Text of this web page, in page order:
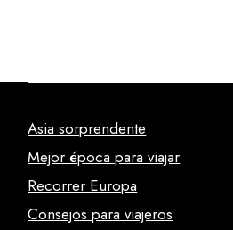
Asia sorprendente
Mejor época para viajar
Recorrer Europa
Consejos para viajeros